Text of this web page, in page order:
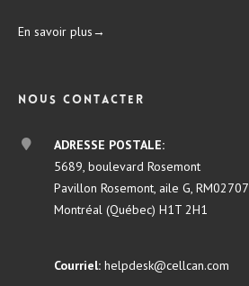
En savoir plus→
Nous contacter
ADRESSE POSTALE:
5689, boulevard Rosemont
Pavillon Rosemont, aile G, RM02707
Montréal (Québec) H1T 2H1
Courriel: helpdesk@cellcan.com